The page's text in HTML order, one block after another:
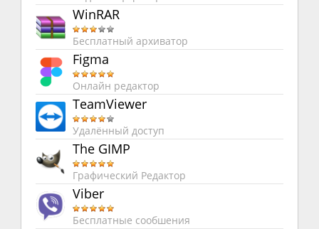
WinRAR
Бесплатный архиватор
Figma
Онлайн редактор
TeamViewer
Удалённый доступ
The GIMP
Графический Редактор
Viber
Бесплатные сообшения